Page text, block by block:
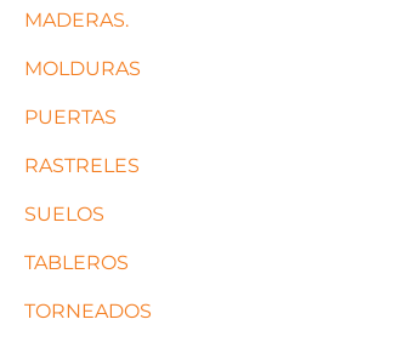
MADERAS.
MOLDURAS
PUERTAS
RASTRELES
SUELOS
TABLEROS
TORNEADOS